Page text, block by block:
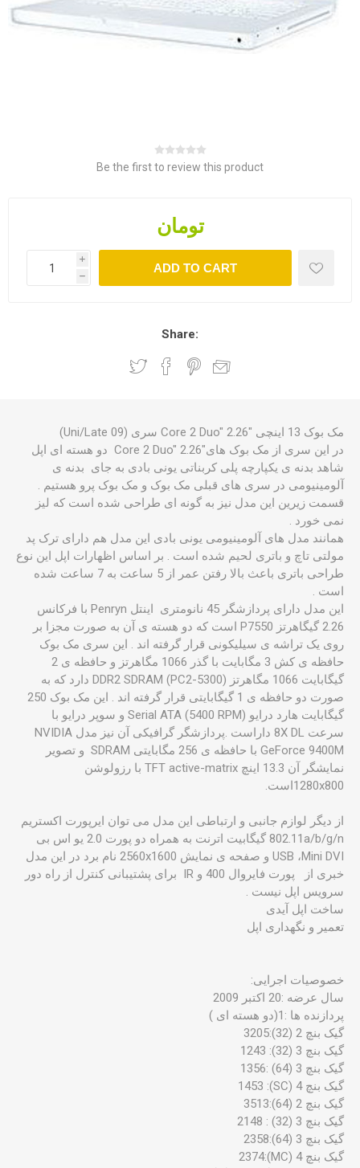
Be the first to review this product
تومان
i
h
Share:
مک بوک 13 اینچی "Core 2 Duo" 2.26 سری (Uni/Late 09)
در این سری از مک بوک های"Core 2 Duo" 2.26 دو هسته ای اپل
شاهد بدنه ی یکپارچه پلی کربناتی یونی بادی به جای بدنه ی
آلومینیومی در سری های قبلی مک بوک و مک بوک پرو هستیم .
قسمت زیرین این مدل نیز به گونه ای طراحی شده است که لیز
نمی خورد .
همانند مدل های آلومینیومی یونی بادی این مدل هم دارای ترک پد
مولتی تاچ و باتری لحیم شده است . بر اساس اظهارات اپل این نوع
طراحی باتری باعث بالا رفتن عمر از 5 ساعت به 7 ساعت شده
است .
این مدل دارای پردازشگر 45 نانومتری اینتل Penryn با فرکانس
2.26 گیگاهرتز P7550 است که دو هسته ی آن به صورت مجزا بر
روی یک تراشه ی سیلیکونی قرار گرفته اند . این سری مک بوک
حافظه ی کش 3 مگابایت با گذر 1066 مگاهرتز و حافظه ی 2
گیگابایت 1066 مگاهرتز DDR2 SDRAM (PC2-5300) دارد که به
صورت دو حافظه ی 1 گیگابایتی قرار گرفته اند . این مک بوک 250
گیگابایت هارد درایو Serial ATA (5400 RPM) و سوپر درایو با
سرعت 8X DL داراست .پردازشگر گرافیکی آن نیز مدل NVIDIA
GeForce 9400M با حافظه ی 256 مگابایتی SDRAM و تصویر
نمایشگر آن 13.3 اینچ TFT active-matrix با رزولوشن
1280x800است.
از دیگر لوازم جانبی و ارتباطی این مدل می توان ایرپورت اکستریم
802.11a/b/g/n گیگابیت اترنت به همراه دو پورت 2.0 یو اس بی
USB ،Mini DVI و صفحه ی نمایش 2560x1600 نام برد در این مدل
خبری از پورت فایروال 400 و IR برای پشتیبانی کنترل از راه دور
سرویس اپل نیست .
ساخت اپل آیدی
تعمیر و نگهداری اپل
خصوصیات اجرایی:
سال عرضه :20 اکتبر 2009
پردازنده ها :1(دو هسته ای )
گیک بنچ 2 (32):3205
گیک بنچ 3 (32): 1243
گیک بنچ 3 (64) :1356
گیک بنچ 4 (SC): 1453
گیک بنچ 2 (64):3513
گیک بنچ 3 (32) : 2148
گیک بنچ 3 (64):2358
گیک بنچ 4 (MC):2374